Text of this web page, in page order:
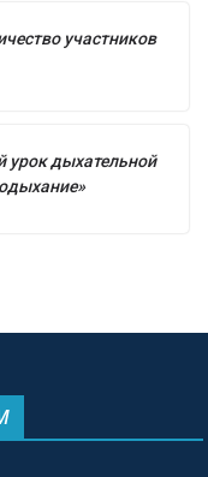
участников
дыхательной